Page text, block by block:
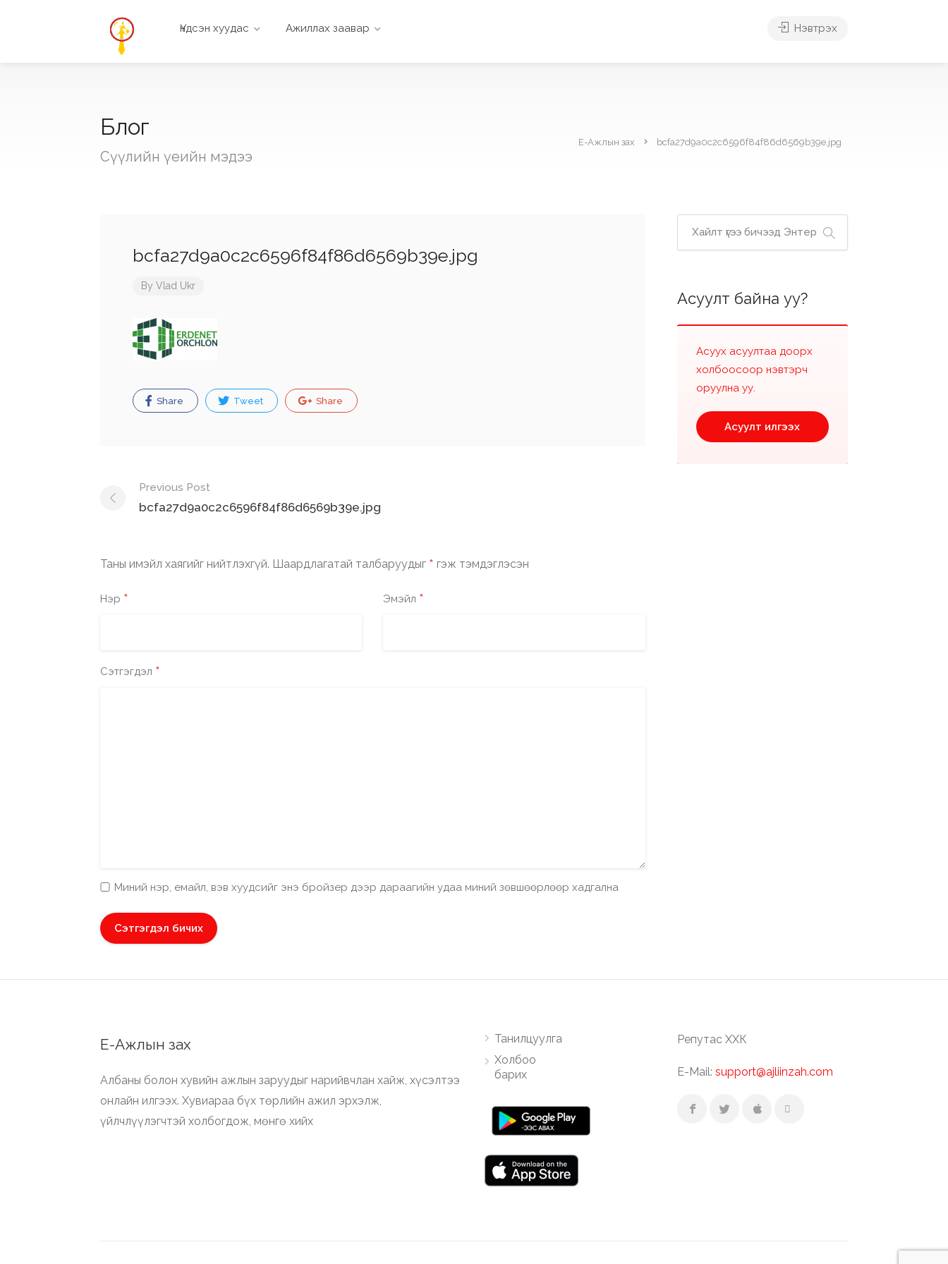
Үндсэн хуудас Ажиллах заавар Нэвтрэх
Блог
Сүүлийн үеийн мэдээ
Е-Ажлын зах bcfa27d9a0c2c6596f84f86d6569b39e.jpg
bcfa27d9a0c2c6596f84f86d6569b39e.jpg
By Vlad Ukr
Share Tweet Share
Post
navigation
Previous Post
bcfa27d9a0c2c6596f84f86d6569b39e.jpg
Таны имэйл хаягийг нийтлэхгүй. Шаардлагатай талбаруудыг * гэж тэмдэглэсэн
Нэр * Эмэйл *
Сэтгэгдэл *
Миний нэр, емайл, вэв хуудсийг энэ бройзер дээр дараагийн удаа миний зөвшөөрлөөр хадгална
Асуулт байна уу?
Асуух асуултаа доорх
холбоосоор нэвтэрч
оруулна уу.
Асуулт илгээх
Е-Ажлын зах
Албаны болон хувийн ажлын заруудыг нарийвчлан хайж, хүсэлтээ
онлайн илгээх. Хувиараа бүх төрлийн ажил эрхэлж,
үйлчлүүлэгчтэй холбогдож, мөнгө хийх
Танилцуулга
Холбоо
барих
Репутас ХХК
E-Mail: support@ajliinzah.com